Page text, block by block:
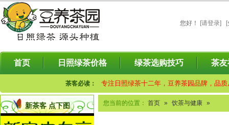
您好 ！ [请登录]
首页 日照绿茶价格 绿茶选购技巧 茶
茶客必读： 专注日照绿茶十二年，豆养茶园品牌，品
新茶客 点下图 您当前的位置： 首页 » 饮茶与健康 »